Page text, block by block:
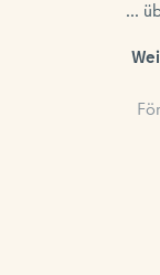
...